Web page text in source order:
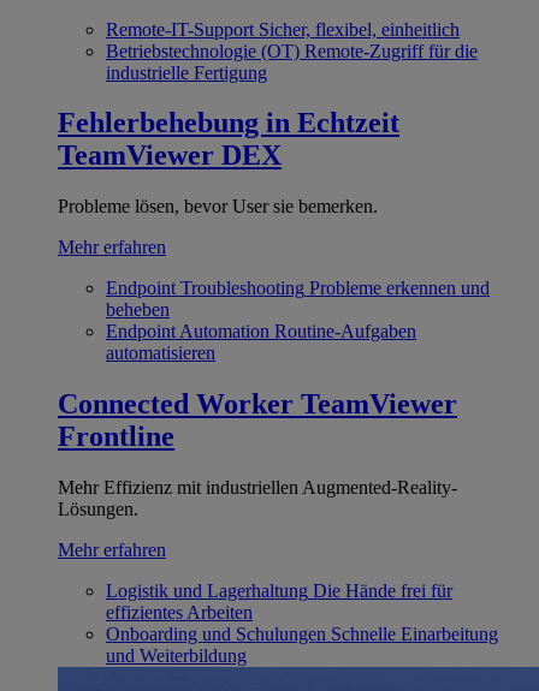
Remote-IT-Support Sicher, flexibel, einheitlich
Betriebstechnologie (OT) Remote-Zugriff für die
industrielle Fertigung
Fehlerbehebung in Echtzeit
TeamViewer DEX
Probleme lösen, bevor User sie bemerken.
Mehr erfahren
Endpoint Troubleshooting Probleme erkennen und
beheben
Endpoint Automation Routine-Aufgaben
automatisieren
Connected Worker TeamViewer
Frontline
Mehr Effizienz mit industriellen Augmented-Reality-
Lösungen.
Mehr erfahren
Logistik und Lagerhaltung Die Hände frei für
effizientes Arbeiten
Onboarding und Schulungen Schnelle Einarbeitung
und Weiterbildung